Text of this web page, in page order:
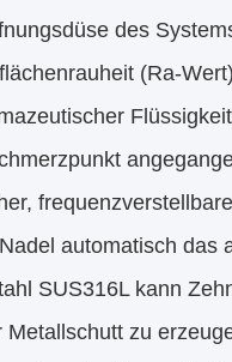
des
(Ra-
automatisch das
SUS316L kann
zu